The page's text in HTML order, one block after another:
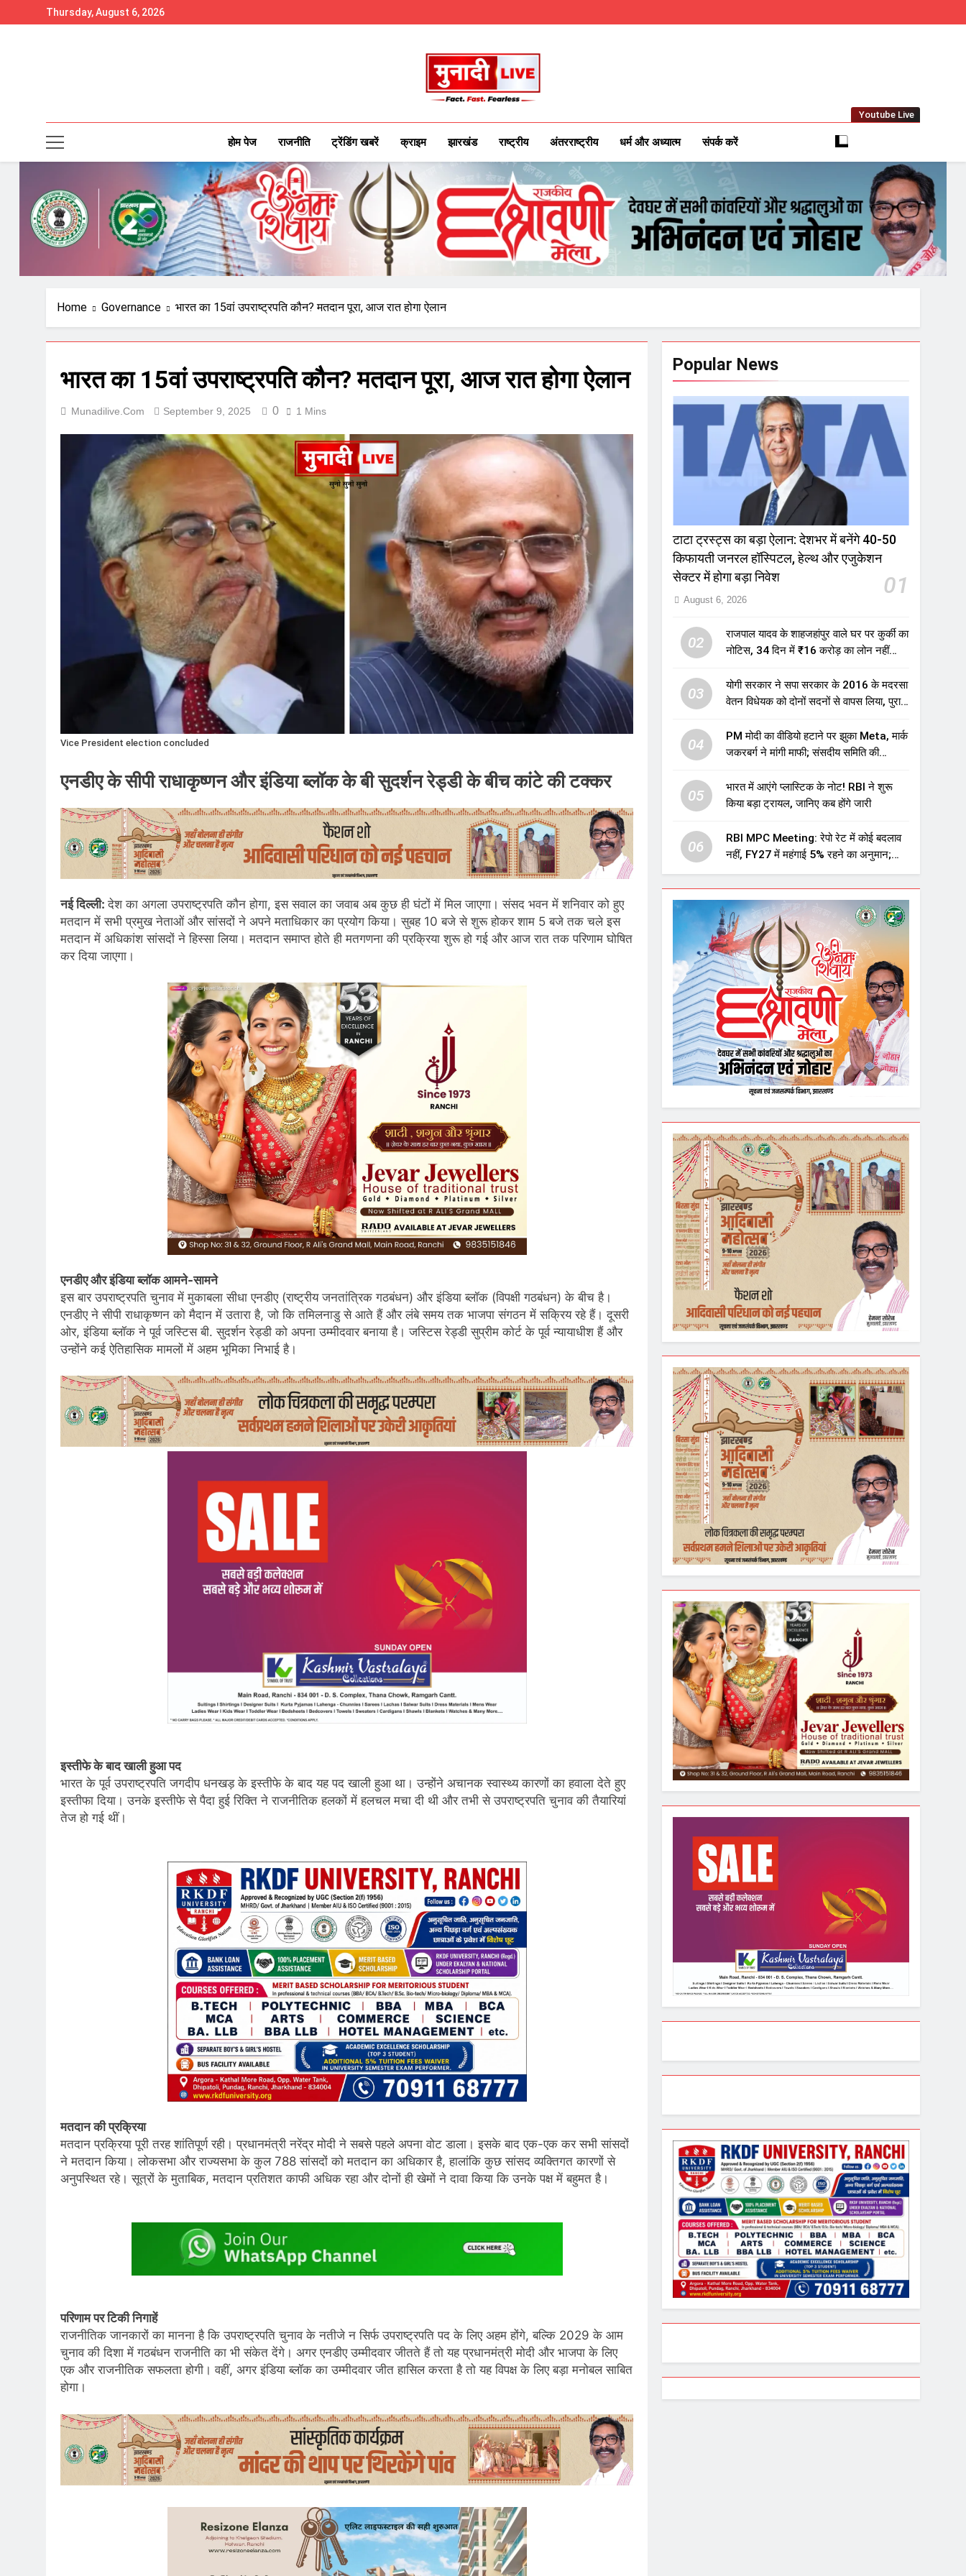
to
Thursday, August 6, 2026
Munadilive.com
Munadi Live – Jharkhand's Leading Local News Network
Youtube Live
होम पेज राजनीति ट्रेंडिंग खबरें क्राइम झारखंड राष्ट्रीय अंतरराष्ट्रीय धर्म और अध्यात्म संपर्क करें
Home Governance भारत का 15वां उपराष्ट्रपति कौन? मतदान पूरा, आज रात होगा ऐलान
भारत का 15वां उपराष्ट्रपति कौन? मतदान पूरा, आज रात होगा ऐलान
Munadilive.com September 9, 2025 0 1 Mins
Vice President election concluded
एनडीए के सीपी राधाकृष्णन और इंडिया ब्लॉक के बी सुदर्शन रेड्डी के बीच कांटे की टक्कर
नई दिल्ली:देश का अगला उपराष्ट्रपति कौन होगा, इस सवाल का जवाब अब कुछ ही घंटों में मिल जाएगा। संसद भवन में शनिवार को हुए
मतदान में सभी प्रमुख नेताओं और सांसदों ने अपने मताधिकार का प्रयोग किया। सुबह 10 बजे से शुरू होकर शाम 5 बजे तक चले इस
मतदान में अधिकांश सांसदों ने हिस्सा लिया। मतदान समाप्त होते ही मतगणना की प्रक्रिया शुरू हो गई और आज रात तक परिणाम घोषित
कर दिया जाएगा।
एनडीए और इंडिया ब्लॉक आमने-सामने
इस बार उपराष्ट्रपति चुनाव में मुकाबला सीधा एनडीए (राष्ट्रीय जनतांत्रिक गठबंधन) और इंडिया ब्लॉक (विपक्षी गठबंधन) के बीच है।
एनडीए ने सीपी राधाकृष्णन को मैदान में उतारा है, जो कि तमिलनाडु से आते हैं और लंबे समय तक भाजपा संगठन में सक्रिय रहे हैं। दूसरी
ओर, इंडिया ब्लॉक ने पूर्व जस्टिस बी. सुदर्शन रेड्डी को अपना उम्मीदवार बनाया है। जस्टिस रेड्डी सुप्रीम कोर्ट के पूर्व न्यायाधीश हैं और
उन्होंने कई ऐतिहासिक मामलों में अहम भूमिका निभाई है।
इस्तीफे के बाद खाली हुआ पद
भारत के पूर्व उपराष्ट्रपति जगदीप धनखड़ के इस्तीफे के बाद यह पद खाली हुआ था। उन्होंने अचानक स्वास्थ्य कारणों का हवाला देते हुए
इस्तीफा दिया। उनके इस्तीफे से पैदा हुई रिक्ति ने राजनीतिक हलकों में हलचल मचा दी थी और तभी से उपराष्ट्रपति चुनाव की तैयारियां
तेज हो गई थीं।
मतदान की प्रक्रिया
मतदान प्रक्रिया पूरी तरह शांतिपूर्ण रही। प्रधानमंत्री नरेंद्र मोदी ने सबसे पहले अपना वोट डाला। इसके बाद एक-एक कर सभी सांसदों
ने मतदान किया। लोकसभा और राज्यसभा के कुल 788 सांसदों को मतदान का अधिकार है, हालांकि कुछ सांसद व्यक्तिगत कारणों से
अनुपस्थित रहे। सूत्रों के मुताबिक, मतदान प्रतिशत काफी अधिक रहा और दोनों ही खेमों ने दावा किया कि उनके पक्ष में बहुमत है।
परिणाम पर टिकी निगाहें
राजनीतिक जानकारों का मानना है कि उपराष्ट्रपति चुनाव के नतीजे न सिर्फ उपराष्ट्रपति पद के लिए अहम होंगे, बल्कि 2029 के आम
चुनाव की दिशा में गठबंधन राजनीति का भी संकेत देंगे। अगर एनडीए उम्मीदवार जीतते हैं तो यह प्रधानमंत्री मोदी और भाजपा के लिए
एक और राजनीतिक सफलता होगी। वहीं, अगर इंडिया ब्लॉक का उम्मीदवार जीत हासिल करता है तो यह विपक्ष के लिए बड़ा मनोबल साबित
होगा।
Popular News
टाटा ट्रस्ट्स का बड़ा ऐलान: देशभर में बनेंगे 40-50
किफायती जनरल हॉस्पिटल, हेल्थ और एजुकेशन
सेक्टर में होगा बड़ा निवेश
01
August 6, 2026
02
राजपाल यादव के शाहजहांपुर वाले घर पर कुर्की का
नोटिस, 34 दिन में ₹16 करोड़ का लोन नहीं
03
योगी सरकार ने सपा सरकार के 2016 के मदरसा
वेतन विधेयक को दोनों सदनों से वापस लिया, पुराने
उठाए सवाल
04
PM मोदी का वीडियो हटाने पर झुका Meta, मार्क
जकरबर्ग ने मांगी माफी; संसदीय समिति की
05
भारत में आएंगे प्लास्टिक के नोट! RBI ने शुरू
किया बड़ा ट्रायल, जानिए कब होंगे जारी
06
RBI MPC Meeting: रेपो रेट में कोई बदलाव
नहीं, FY27 में महंगाई 5% रहने का अनुमान;
महंगाई बढ़ने का भी अलर्ट